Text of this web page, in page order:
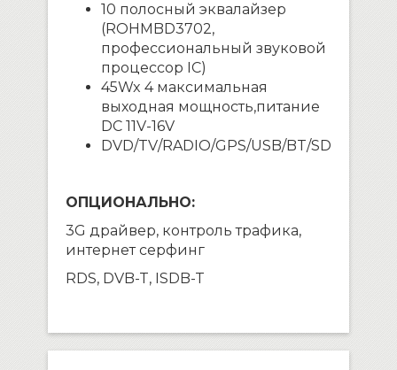
10 полосный эквалайзер
(ROHM BD3702,
профессиональный звуковой
процессор IC)
45Wx 4 максимальная
выходная мощность,питание
DC 11V-16V
DVD/TV/RADIO/GPS/USB/BT/SD
ОПЦИОНАЛЬНО:
3G драйвер, контроль трафика,
интернет серфинг
RDS, DVB-T, ISDB-T